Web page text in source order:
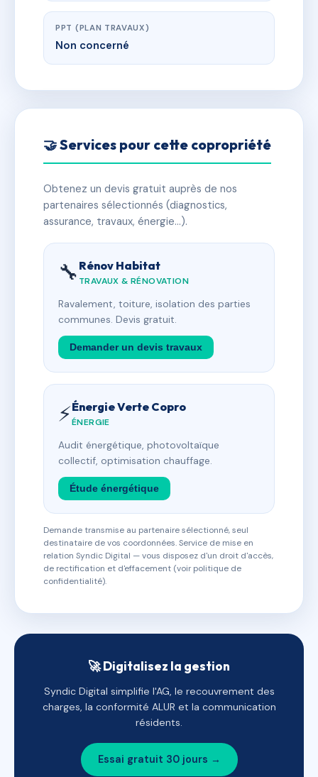
PPT (PLAN TRAVAUX)
Non concerné
🤝 Services pour cette copropriété
Obtenez un devis gratuit auprès de nos
partenaires sélectionnés (diagnostics,
assurance, travaux, énergie…).
🔧 Rénov Habitat
TRAVAUX & RÉNOVATION
Ravalement, toiture, isolation des parties
communes. Devis gratuit.
Demander un devis travaux
⚡Énergie Verte Copro
ÉNERGIE
Audit énergétique, photovoltaïque
collectif, optimisation chauffage.
Étude énergétique
Demande transmise au partenaire sélectionné, seul
destinataire de vos coordonnées. Service de mise en
relation Syndic Digital — vous disposez d'un droit d'accès,
de rectification et d'effacement (voir politique de
confidentialité).
🚀 Digitalisez la gestion
Syndic Digital simplifie l'AG, le recouvrement des
charges, la conformité ALUR et la communication
résidents.
Essai gratuit 30 jours →